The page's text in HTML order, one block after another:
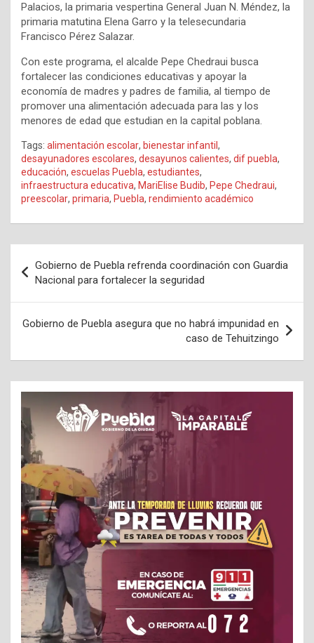
Palacios, la primaria vespertina General Juan N. Méndez, la
primaria matutina Elena Garro y la telesecundaria
Francisco Pérez Salazar.
Con este programa, el alcalde Pepe Chedraui busca
fortalecer las condiciones educativas y apoyar la
economía de madres y padres de familia, al tiempo de
promover una alimentación adecuada para las y los
menores de edad que estudian en la capital poblana.
Tags: alimentación escolar, bienestar infantil ,
desayunadores escolares, desayunos calientes, dif puebla,
educación, escuelas Puebla, estudiantes,
infraestructura educativa, MariElise Budib, Pepe Chedraui,
preescolar, primaria, Puebla, rendimiento académico
de
entradas
Gobierno de Puebla refrenda coordinación con Guardia
Nacional para fortalecer la seguridad
Gobierno de Puebla asegura que no habrá impunidad en
caso de Tehuitzingo